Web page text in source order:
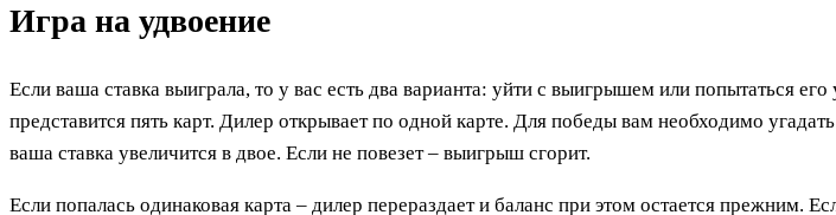
Игра на удвоение
Если ваша ставка выиграла, то у вас есть два варианта: уйти с выигрышем или попытаться
представится пять карт. Дилер открывает по одной карте. Для победы вам необходимо
ваша ставка увеличится в двое. Если не повезет – выигрыш сгорит.
Если попалась одинаковая карта – дилер перераздает и баланс при этом остается прежним.